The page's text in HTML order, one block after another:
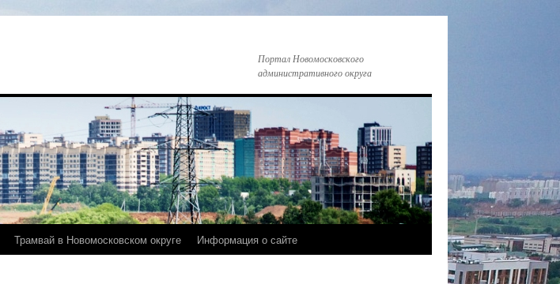
Портал Новомосковского
административного округа
Трамвай в Новомосковском округе Информация о сайте